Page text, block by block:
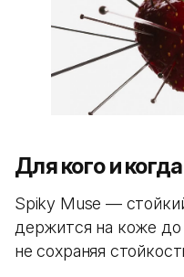
Для кого и когда
Spiky Muse —
держится на коже до
не сохраняя